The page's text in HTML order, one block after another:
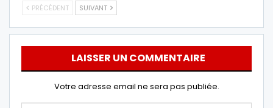
PRÉCÉDENT SUIVANT
LAISSER UN COMMENTAIRE
Votre adresse email ne sera pas publiée.